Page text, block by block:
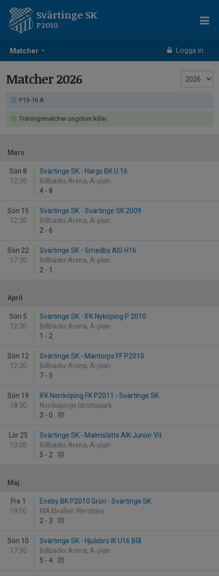
Matcher Logga in
Svärtinge SK
P2010
Matcher 2026
P15-16 A
Träningsmatcher ungdom killar
Mars
Sön 8
12:30
Svärtinge SK - Hargs BK U 16
Billbäcks Arena, A-plan
4 - 8
Sön 15
12:30
Svärtinge SK - Svärtinge SK 2009
Billbäcks Arena, A-plan
2 - 6
Sön 22
17:30
Svärtinge SK - Smedby AIS H16
Billbäcks Arena, A-plan
2 - 1
April
Sön 5
12:30
Svärtinge SK - IFK Nyköping P 2010
Billbäcks Arena, A-plan
1 - 2
Sön 12
12:30
Svärtinge SK - Mantorps FF P2010
Billbäcks Arena, A-plan
7 - 5
Sön 19
18:30
IFK Norrköping FK P2011 - Svärtinge SK
Norrköpings Idrottspark
3 - 0
Lör 25
10:00
Svärtinge SK - Malmslätts AIK Junior Vit
Billbäcks Arena, A-plan
5 - 2
Maj
Fre 1
19:00
Eneby BK P2010 Grön - Svärtinge SK
MAXIvallen Wembley
2 - 3
Sön 10
17:30
Svärtinge SK - Hjulsbro IK U16 Blå
Billbäcks Arena, A-plan
5 - 4